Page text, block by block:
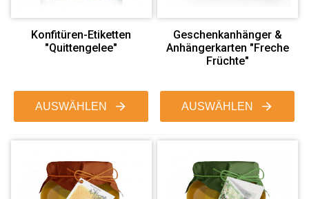
Konfitüren-Etiketten
"Quittengelee"
AUSWÄHLEN
Geschenkanhänger &
Anhängerkarten "Freche
Früchte"
AUSWÄHLEN